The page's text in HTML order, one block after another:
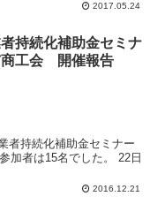
2017.05.24
持続化補助金セミナ
商工会 開催報告
者持続化補助金セミナー
加者は15名でした。 22日
2016.12.21